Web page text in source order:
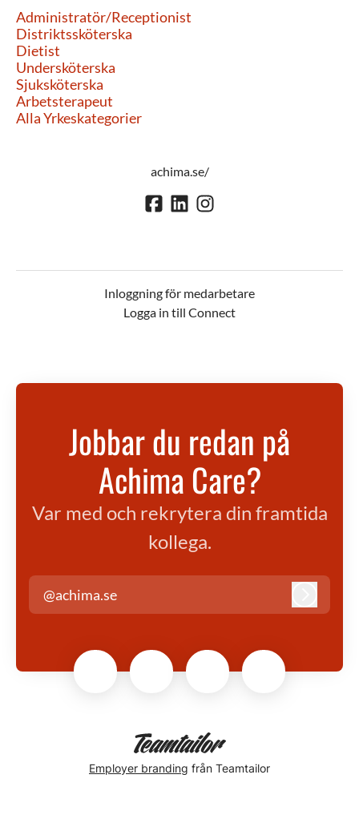
Administratör/Receptionist
Distriktssköterska
Dietist
Undersköterska
Sjuksköterska
Arbetsterapeut
Alla Yrkeskategorier
achima.se/
Inloggning för medarbetare
Logga in till Connect
Jobbar du redan på
Achima Care?
Var med och rekrytera din framtida
kollega.
@achima.se
Employer branding från Teamtailor